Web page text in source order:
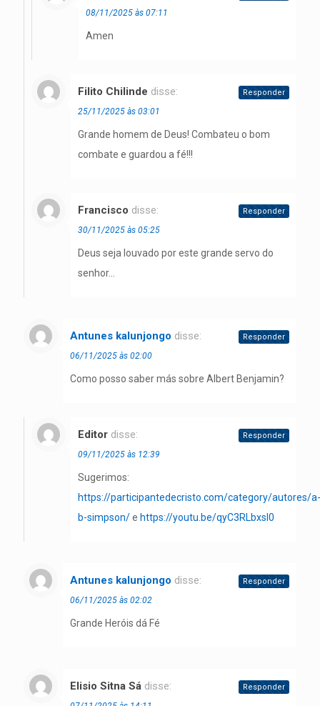
08/11/2025 às 07:11
Amen
Filito Chilinde disse:
25/11/2025 às 03:01
Grande homem de Deus! Combateu o bom
combate e guardou a fé!!!
Responder
Francisco disse:
30/11/2025 às 05:25
Deus seja louvado por este grande servo do
senhor…
Responder
Antunes kalunjongo disse:
06/11/2025 às 02:00
Como posso saber más sobre Albert Benjamin?
Responder
Editor disse:
09/11/2025 às 12:39
Sugerimos:
https://participantedecristo.com/category/autores/a-
b-simpson/e https://youtu.be/qyC3RLbxsI0
Responder
Antunes kalunjongo disse:
06/11/2025 às 02:02
Grande Heróis dá Fé
Responder
Elisio Sitna Sá disse: Responder